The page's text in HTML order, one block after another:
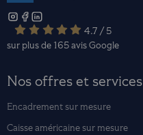
4.7 / 5
sur plus de 165 avisGoogle
Nos offres et services
Encadrement sur mesure
Caisse américaine sur mesure